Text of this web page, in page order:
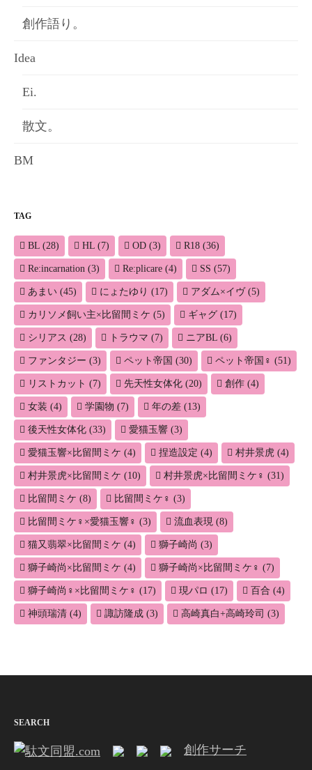
創作語り。
Idea
Ei.
散文。
BM
TAG
BL (28) HL (7) OD (3) R18 (36)
Re:incarnation (3) Re:plicare (4) SS (57)
あまい (45) にょたゆり (17) アダム×イヴ(5)
カリソメ飼い主×比留間ミケ (5) ギャグ (17)
シリアス (28) トラウマ (7) ニアBL (6)
ファンタジー (3) ペット帝国 (30) ペット帝国♀ (51)
リストカット (7) 先天性女体化 (20) 創作 (4)
女装 (4) 学園物 (7) 年の差 (13)
後天性女体化 (33) 愛猫玉響 (3)
愛猫玉響×比留間ミケ (4) 捏造設定 (4) 村井景虎 (4)
村井景虎×比留間ミケ (10) 村井景虎×比留間ミケ♀ (31)
比留間ミケ (8) 比留間ミケ♀ (3)
比留間ミケ♀×愛猫玉響♀ (3) 流血表現 (8)
猫又翡翠×比留間ミケ (4) 獅子崎尚 (3)
獅子崎尚×比留間ミケ (4) 獅子崎尚×比留間ミケ♀ (7)
獅子崎尚♀×比留間ミケ♀ (17) 現パロ (17) 百合 (4)
神頭瑞清 (4) 諏訪隆成 (3) 高崎真白+高崎玲司 (3)
SEARCH
創作サーチ